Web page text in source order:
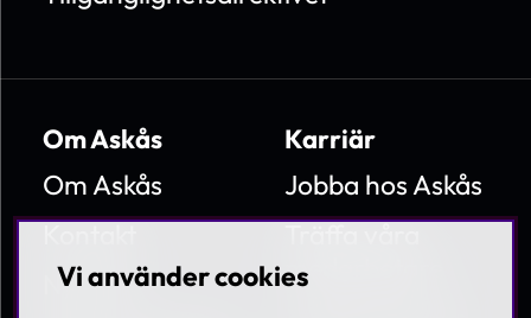
Om Askås
Om Askås
Nyheter
Karriär
Jobba hos Askås
medarbetare
Vi använder cookies